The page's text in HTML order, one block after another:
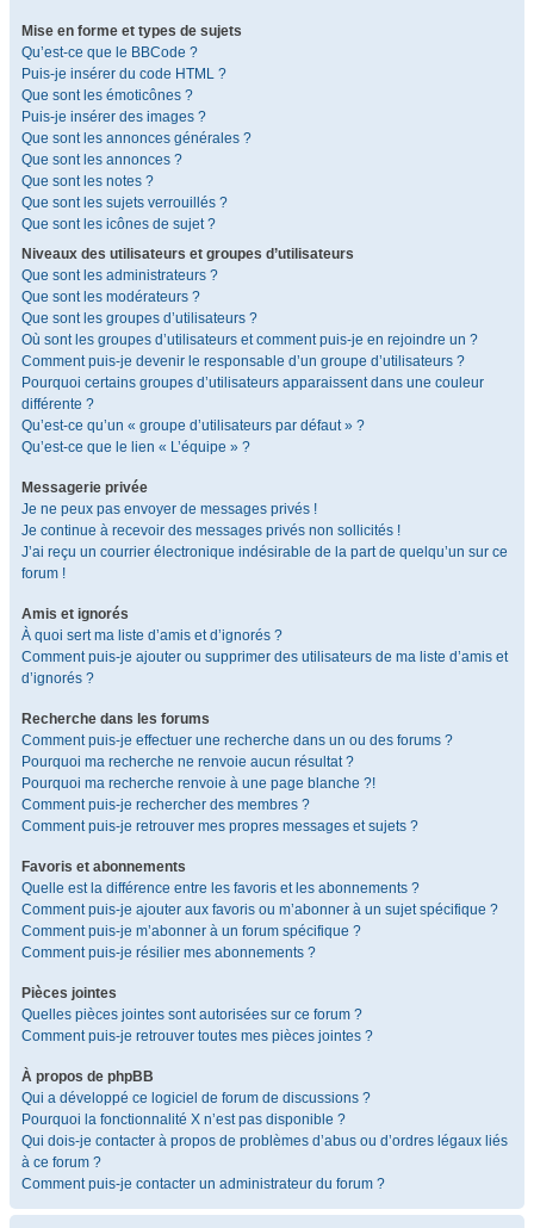
Mise en forme et types de sujets
Qu’est-ce que le BBCode ?
Puis-je insérer du code HTML ?
Que sont les émoticônes ?
Puis-je insérer des images ?
Que sont les annonces générales ?
Que sont les annonces ?
Que sont les notes ?
Que sont les sujets verrouillés ?
Que sont les icônes de sujet ?
Niveaux des utilisateurs et groupes d’utilisateurs
Que sont les administrateurs ?
Que sont les modérateurs ?
Que sont les groupes d’utilisateurs ?
Où sont les groupes d’utilisateurs et comment puis-je en rejoindre un ?
Comment puis-je devenir le responsable d’un groupe d’utilisateurs ?
Pourquoi certains groupes d’utilisateurs apparaissent dans une couleur
différente ?
Qu’est-ce qu’un « groupe d’utilisateurs par défaut » ?
Qu’est-ce que le lien « L’équipe » ?
Messagerie privée
Je ne peux pas envoyer de messages privés !
Je continue à recevoir des messages privés non sollicités !
J’ai reçu un courrier électronique indésirable de la part de quelqu’un sur ce
forum !
Amis et ignorés
À quoi sert ma liste d’amis et d’ignorés ?
Comment puis-je ajouter ou supprimer des utilisateurs de ma liste d’amis et
d’ignorés ?
Recherche dans les forums
Comment puis-je effectuer une recherche dans un ou des forums ?
Pourquoi ma recherche ne renvoie aucun résultat ?
Pourquoi ma recherche renvoie à une page blanche ?!
Comment puis-je rechercher des membres ?
Comment puis-je retrouver mes propres messages et sujets ?
Favoris et abonnements
Quelle est la différence entre les favoris et les abonnements ?
Comment puis-je ajouter aux favoris ou m’abonner à un sujet spécifique ?
Comment puis-je m’abonner à un forum spécifique ?
Comment puis-je résilier mes abonnements ?
Pièces jointes
Quelles pièces jointes sont autorisées sur ce forum ?
Comment puis-je retrouver toutes mes pièces jointes ?
À propos de phpBB
Qui a développé ce logiciel de forum de discussions ?
Pourquoi la fonctionnalité X n’est pas disponible ?
Qui dois-je contacter à propos de problèmes d’abus ou d’ordres légaux liés
à ce forum ?
Comment puis-je contacter un administrateur du forum ?